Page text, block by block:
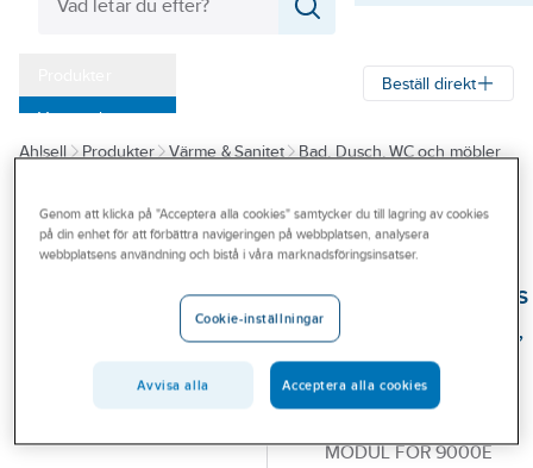
Varumärken
Kampanjer
Branscher
Beställ direkt
Ahlsell Produkter Värme & Sanitet
Bad, Dusch, WC och möbler
Reservdelar blandare
Reservdelar FMM ettgreppsblandare
Ombyggnadssats
Bänk-diskmaskin,
FMM
FMM
MODUL FÖR 9000E
Genom att klicka på "Acceptera alla cookies" samtycker du till lagring av cookies
på din enhet för att förbättra navigeringen på webbplatsen, analysera
webbplatsens användning och bistå i våra marknadsföringsinsatser.
Cookie-inställningar
Avvisa alla Acceptera alla cookies